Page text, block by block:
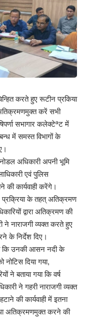
करते हुए रूटीन प्रकिया
करें सभी
सभागार कलेक्टेªट में
में समस्त विभागों के
अधिकारी अपनी भूमि
एवं पुलिस
कार्यवाही करेंगे।
प्रक्रिया के तहत् अतिक्रमण
द्वारा अतिक्रमण की
ने नाराजगी व्यक्त करते हुए
के निर्देश दिए।
कि उनकी आसन नदी के
दिया गया,
ने बताया गया कि वर्ष
ने गहरी नाराजगी व्यक्त
की कार्यवाही में इतना
अतिक्रमणमुक्त करने की